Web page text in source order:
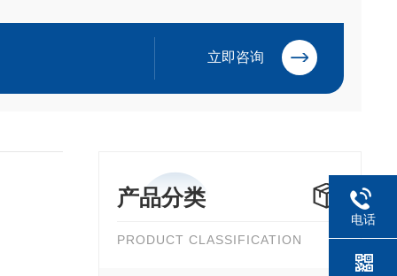
立即咨询
产品分类
PRODUCT CLASSIFICATION
电话